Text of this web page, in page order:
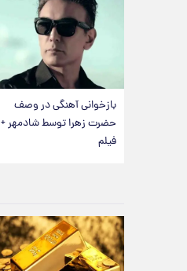
بازخوانی آهنگی در وصف
حضرت زهرا توسط شادمهر +
فیلم